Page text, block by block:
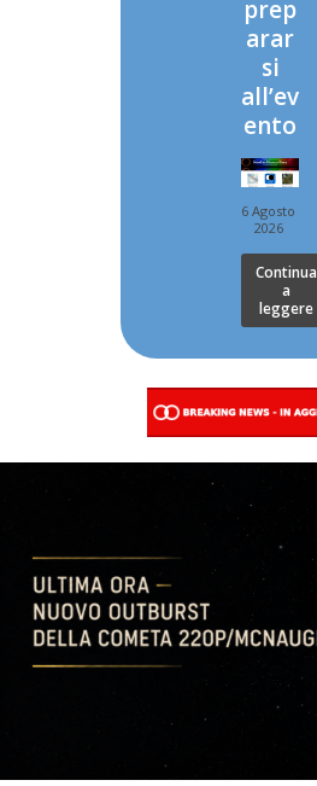
prep
arar
si
all’ev
ento
6 Agosto
2026
Continua
a
leggere